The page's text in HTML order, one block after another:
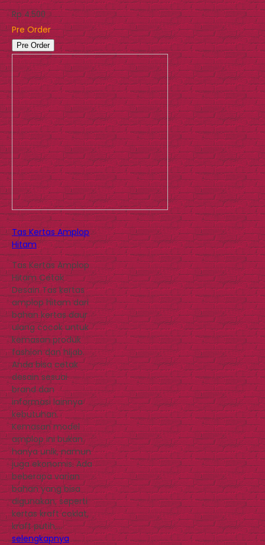
Rp 4.500
Pre Order
Pre Order
Tas Kertas Amplop
Hitam
Tas Kertas Amplop
Hitam Cetak
Desain Tas kertas
amplop hitam dari
bahan kertas daur
ulang cocok untuk
kemasan produk
fashion dan hijab.
Anda bisa cetak
desain sesuai
brand dan
informasi lainnya
kebutuhan.
Kemasan model
amplop ini bukan
hanya unik, namun
juga ekonomis. Ada
beberapa varian
bahan yang bisa
digunakan, seperti
kertas kraft coklat,
kraft putih,…
selengkapnya